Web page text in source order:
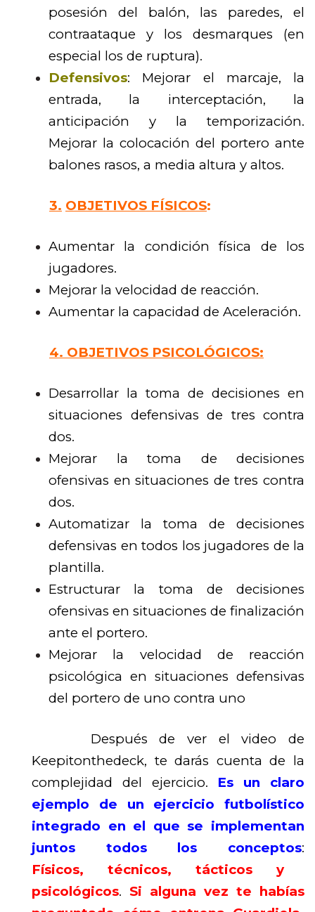
posesión del balón, las paredes, el
contraataque y los desmarques (en
especial los de ruptura).
Defensivos: Mejorar el marcaje, la
entrada, la interceptación, la
anticipación y la temporización.
Mejorar la colocación del portero ante
balones rasos, a media altura y altos.
3. OBJETIVOS FÍSICOS:
Aumentar la condición física de los
jugadores.
Mejorar la velocidad de reacción.
Aumentar la capacidad de Aceleración.
4. OBJETIVOS PSICOLÓGICOS:
Desarrollar la toma de decisiones en
situaciones defensivas de tres contra
dos.
Mejorar la toma de decisiones
ofensivas en situaciones de tres contra
dos.
Automatizar la toma de decisiones
defensivas en todos los jugadores de la
plantilla.
Estructurar la toma de decisiones
ofensivas en situaciones de finalización
ante el portero.
Mejorar la velocidad de reacción
psicológica en situaciones defensivas
del portero de uno contra uno
Después de ver el video de
Keepitonthedeck, te darás cuenta de la
complejidad del ejercicio. Es un claro
ejemplo de un ejercicio futbolístico
integrado en el que se implementan
juntos todos los conceptos:
Físicos, técnicos, tácticos y
psicológicos. Si alguna vez te habías